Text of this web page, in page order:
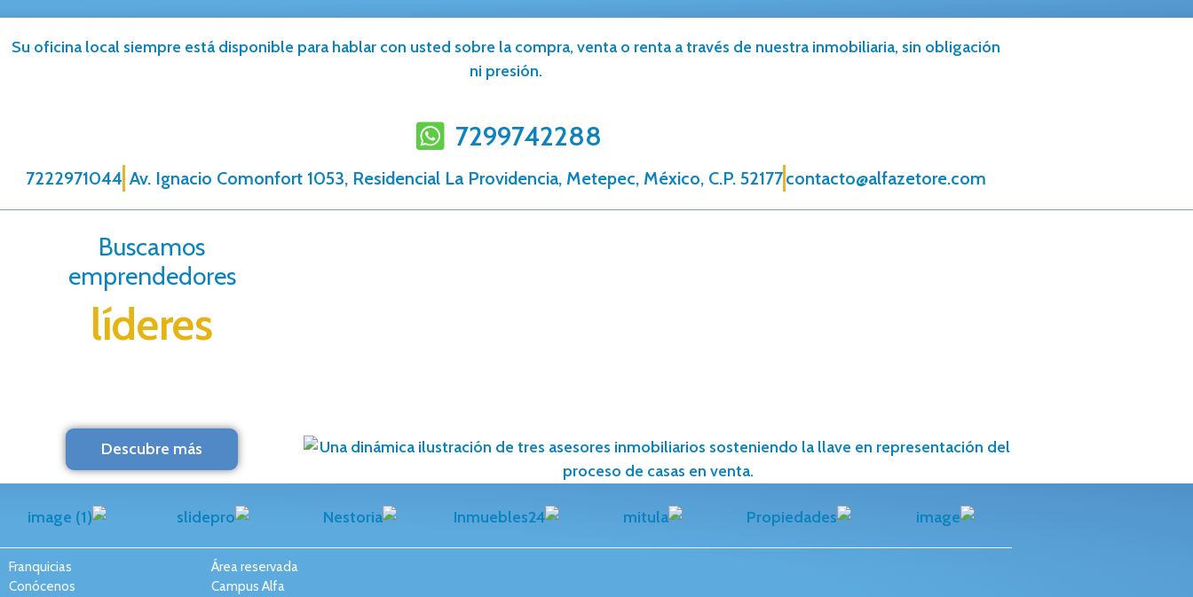
Su oficina local siempre está disponible para hablar con usted sobre la compra, venta o renta a través de nuestra inmobiliaria, sin obligación
ni presión.
7299742288
7222971044 Av. Ignacio Comonfort 1053, Residencial La Providencia, Metepec, México, C.P. 52177contacto@alfazetore.com
Buscamos
emprendedores
líderes
Descubre más
Franquicias
Conócenos
Área reservada
Campus Alfa